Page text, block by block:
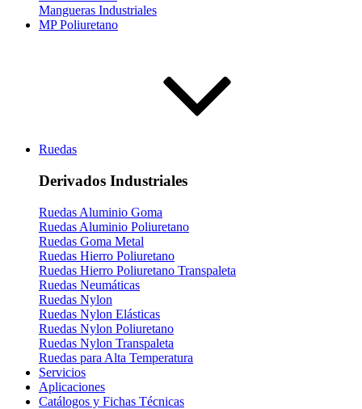
Mangueras Industriales
MP Poliuretano
Ruedas
Derivados Industriales
Ruedas Aluminio Goma
Ruedas Aluminio Poliuretano
Ruedas Goma Metal
Ruedas Hierro Poliuretano
Ruedas Hierro Poliuretano Transpaleta
Ruedas Neumáticas
Ruedas Nylon
Ruedas Nylon Elásticas
Ruedas Nylon Poliuretano
Ruedas Nylon Transpaleta
Ruedas para Alta Temperatura
Servicios
Aplicaciones
Catálogos y Fichas Técnicas